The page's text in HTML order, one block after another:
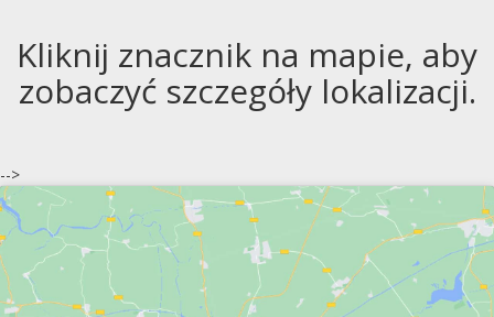
Kliknij znacznik na mapie, aby
zobaczyć szczegóły lokalizacji.
-->